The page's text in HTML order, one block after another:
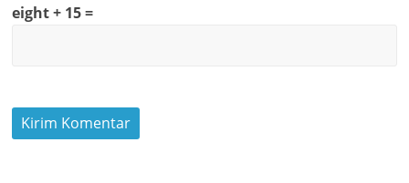
eight + 15 =